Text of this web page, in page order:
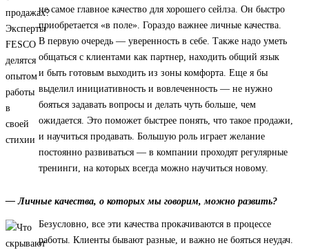
не самое главное качество для хорошего сейлза. Он быстро
приобретается «в поле». Гораздо важнее личные качества.
В первую очередь — уверенность в себе. Также надо уметь
общаться с клиентами как партнер, находить общий язык
и быть готовым выходить из зоны комфорта. Еще я бы
выделил инициативность и вовлеченность — не нужно
бояться задавать вопросы и делать чуть больше, чем
ожидается. Это поможет быстрее понять, что такое продажи,
и научиться продавать. Большую роль играет желание
постоянно развиваться — в компании проходят регулярные
тренинги, на которых всегда можно научиться новому.
— Личные качества, о которых мы говорим, можно развить?
Безусловно, все эти качества прокачиваются в процессе
работы. Клиенты бывают разные, и важно не бояться неудач.